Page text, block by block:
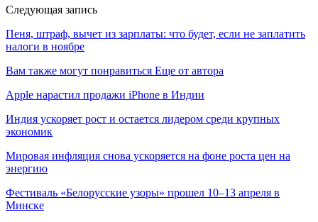
Следующая запись
Пеня, штраф, вычет из зарплаты: что будет, если не заплатить
налоги в ноябре
Вам также могут понравиться Еще от автора
Apple нарастил продажи iPhone в Индии
Индия ускоряет рост и остается лидером среди крупных
экономик
Мировая инфляция снова ускоряется на фоне роста цен на
энергию
Фестиваль «Белорусские узоры» прошел 10–13 апреля в
Минске